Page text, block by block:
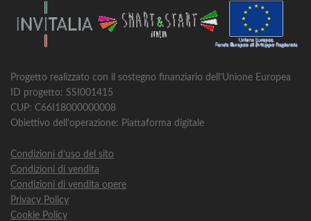
Progetto realizzato con il sostegno finanziario dell’Unione Europea
ID progetto: SSI001415
CUP: C66I18000000008
Obiettivo dell’operazione: Piattaforma digitale
Condizioni d’uso del sito
Condizioni di vendita
Condizioni di vendita opere
Privacy Policy
Cookie Policy